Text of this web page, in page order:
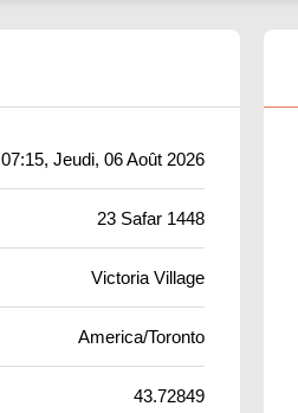
07:15, Jeudi, 06 Août 2026
23 Safar 1448
Victoria Village
America/Toronto
43.72849